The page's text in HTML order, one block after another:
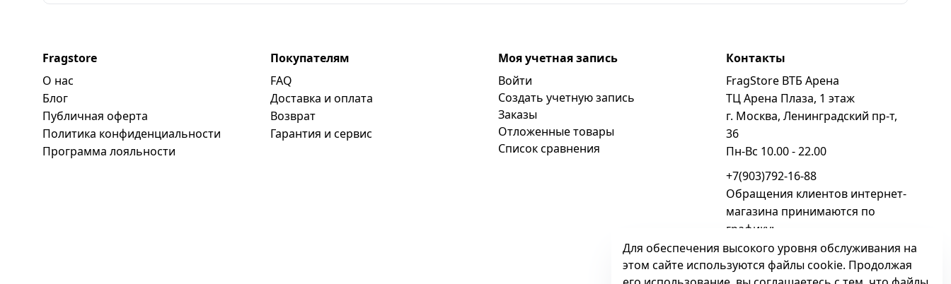
Fragstore
О нас
Блог
Публичная оферта
Политика конфиденциальности
Программa лояльности
Покупателям
FAQ
Доставка и оплата
Возврат
Гарантия и сервис
Моя учетная запись
Войти
Создать учетную запись
Заказы
Отложенные товары
Список сравнения
Контакты
FragStore ВТБ Арена
ТЦ Арена Плаза, 1 этаж
г. Москва, Ленинградский пр-т,
36
Пн-Вс 10.00 - 22.00
+7(903)792-16-88
Обращения клиентов интернет-
магазина принимаются по
графику:
Пн - Вс 10.00 - 22.00
sales@fragstore.ru
Для обеспечения высокого уровня обслуживания на
этом сайте используются файлы cookie. Продолжая